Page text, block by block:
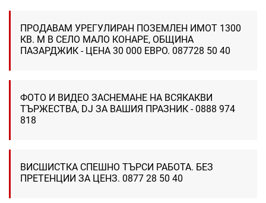
ПРОДАВАМ УРЕГУЛИРАН ПОЗЕМЛЕН ИМОТ 1300
КВ. М В СЕЛО МАЛО КОНАРЕ, ОБЩИНА
ПАЗАРДЖИК - ЦЕНА 30 000 ЕВРО. 087728 50 40
ФОТО И ВИДЕО ЗАСНЕМАНЕ НА ВСЯКАКВИ
ТЪРЖЕСТВА, DJ ЗА ВАШИЯ ПРАЗНИК - 0888 974
818
ВИСШИСТКА СПЕШНО ТЪРСИ РАБОТА. БЕЗ
ПРЕТЕНЦИИ ЗА ЦЕНЗ. 0877 28 50 40